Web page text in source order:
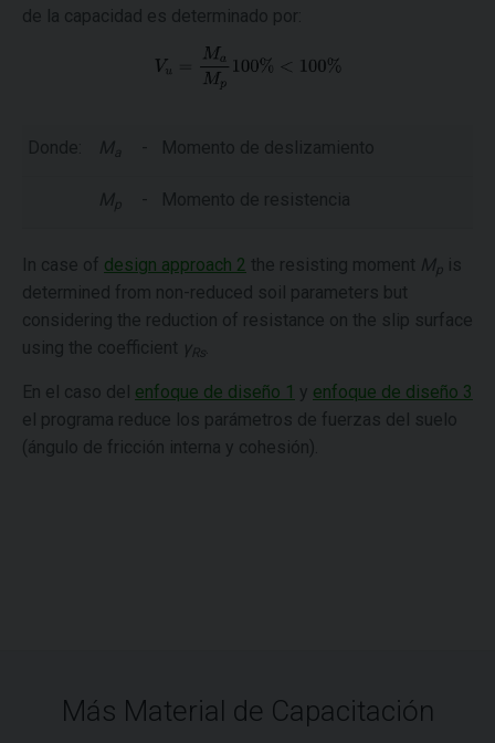
de la capacidad es determinado por:
Donde: M a - Momento de deslizamiento
Mp - Momento de resistencia
In case of design approach 2 the resisting moment Mp is
determined from non-reduced soil parameters but
considering the reduction of resistance on the slip surface
using the coefficient γRs
En el caso del enfoque de diseño 1 y enfoque de diseño 3
el programa reduce los parámetros de fuerzas del suelo
(ángulo de fricción interna y cohesión).
Más Material de Capacitación